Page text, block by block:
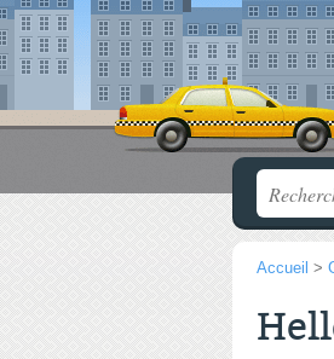
Accueil >